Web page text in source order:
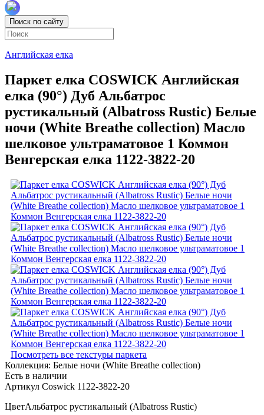
Поиск по сайту
Английская елка
Паркет елка COSWICK Английская
елка (90°) Дуб Альбатрос
рустикальный (Albatross Rustic) Белые
ночи (White Breathe collection) Масло
шелковое ультраматовое 1 Коммон
Венгерская елка 1122-3822-20
Посмотреть все текстуры паркета
Коллекция: Белые ночи (White Breathe collection)
Есть в наличии
Артикул Coswick 1122-3822-20
ЦветАльбатрос рустикальный (Albatross Rustic)